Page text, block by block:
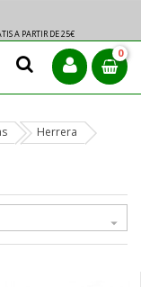
A PARTIR DE 25€
0
Herrera
